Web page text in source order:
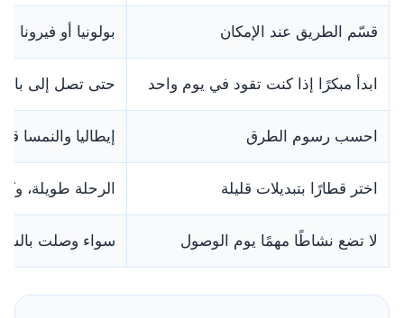
قسّم الطريق عند الإمكان بولونيا أو
ابدأ مبكرًا إذا كنت تقود في يوم واحد حتى تصل إلى باد
احسب رسوم الطرق إيطاليا
اختر قطارًا بتبديلات قليلة الرحلة طويلة،
لا تضع نشاطًا مهمًا يوم الوصول سواء وصلت